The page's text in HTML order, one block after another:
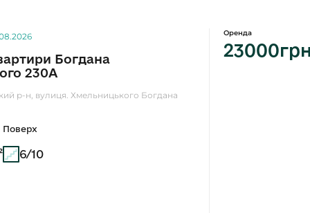
Богдана
230А
р-н, вулиця. Хмельницького Богдана
Поверх
6/10
Оренда